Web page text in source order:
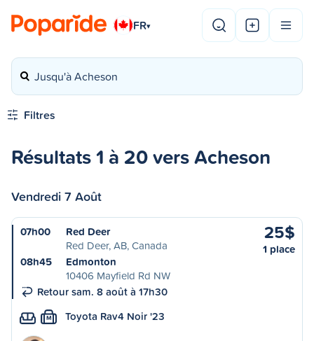
FR▾
Jusqu'à Acheson
Filtres
Résultats 1 à 20 vers Acheson
Vendredi 7 Août
07h00
Red Deer
Red Deer, AB, Canada
08h45
Edmonton
10406 Mayfield Rd NW
Retour sam. 8 août à 17h30
25$
1 place
M Toyota Rav4 Noir '23